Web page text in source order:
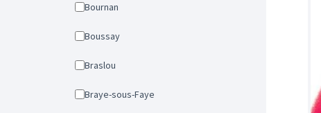
Bournan
Boussay
Braslou
Braye-sous-Faye